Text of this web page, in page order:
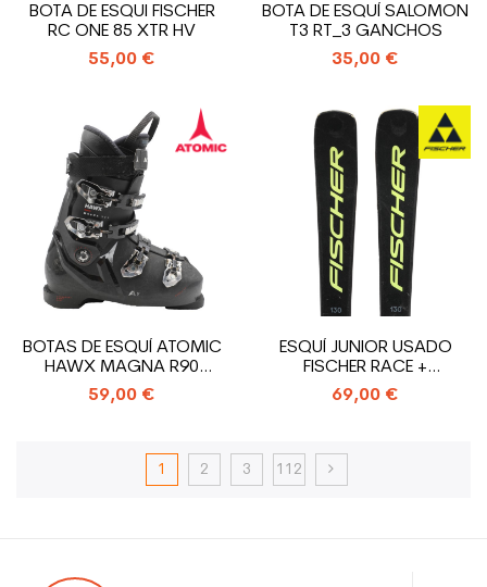
BOTA DE ESQUI FISCHER
RC ONE 85 XTR HV
55,00 €
BOTA DE ESQUÍ SALOMON
T3 RT_3 GANCHOS
35,00 €
BOTAS DE ESQUÍ ATOMIC
HAWX MAGNA R90
USADAS
59,00 €
ESQUÍ JUNIOR USADO
FISCHER RACE +
FIJACIONES
69,00 €
1 2 3 112